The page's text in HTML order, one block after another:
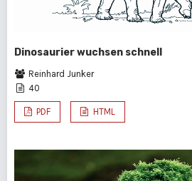
Dinosaurier wuchsen schnell
Reinhard Junker
40
PDF HTML